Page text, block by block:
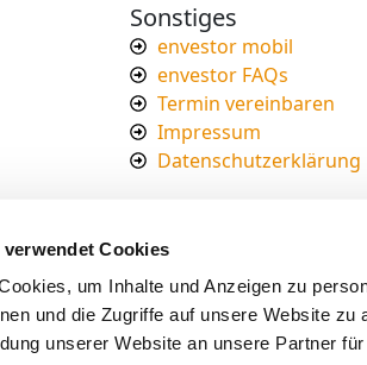
verwendet Cookies
um Inhalte und Anzeigen zu
und die Zugriffe auf unsere Website
unserer Website an unsere Partner
Sonstiges
envestor mobil
envestor FAQs
Termin vereinbaren
Impressum
Datenschutzerklärung